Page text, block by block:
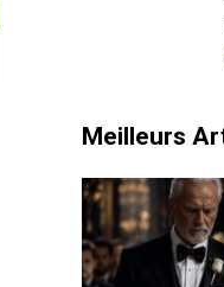
Meilleurs